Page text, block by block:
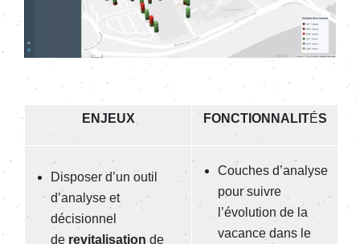
ENJEUX FONCTIONNALITÉS
Disposer d’un outil
d’analyse et
décisionnel
de revitalisation de
Couches d’analyse
pour suivre
l’évolution de la
vacance dans le